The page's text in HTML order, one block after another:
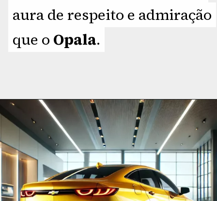
aura de respeito e admiração
que o Opala.
aura de respeito e admiração
que o Opala.
Opening